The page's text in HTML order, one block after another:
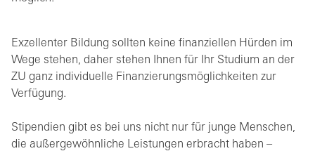
Exzellenter Bildung sollten keine finanziellen Hürden im
Wege stehen, daher stehen Ihnen für Ihr Studium an der
ZU ganz individuelle Finanzierungsmöglichkeiten zur
Verfügung.
Stipendien gibt es bei uns nicht nur für junge Menschen,
die außergewöhnliche Leistungen erbracht haben –